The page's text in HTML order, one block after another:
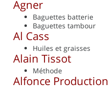
Agner
Baguettes batterie
Baguettes tambour
Al Cass
Huiles et graisses
Alain Tissot
Méthode
Alfonce Production